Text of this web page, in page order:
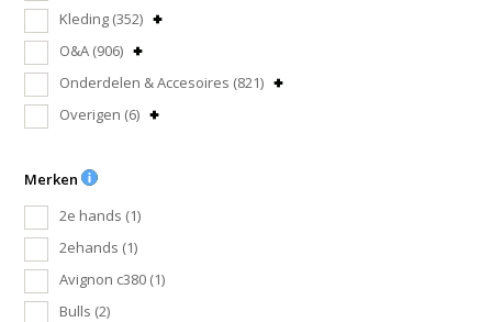
Kleding (352)
O&A (906)
Onderdelen & Accesoires (821)
Overigen (6)
Merken
2e hands (1)
2ehands (1)
Avignon c380 (1)
Bulls (2)